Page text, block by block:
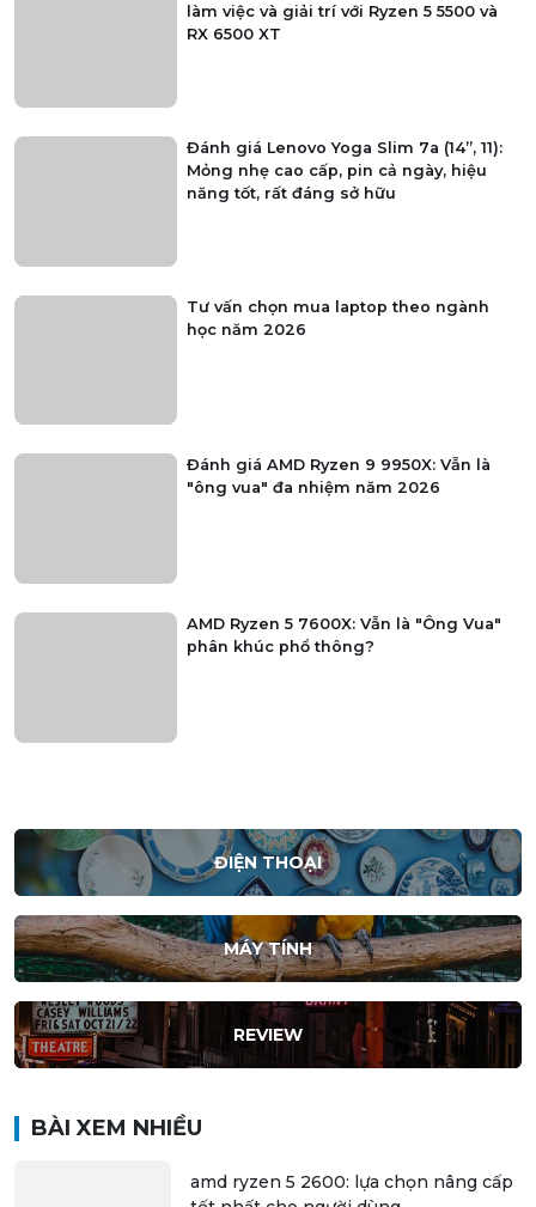
làm việc và giải trí với Ryzen 5 5500 và
RX 6500 XT
Đánh giá Lenovo Yoga Slim 7a (14”, 11):
Mỏng nhẹ cao cấp, pin cả ngày, hiệu
năng tốt, rất đáng sở hữu
Tư vấn chọn mua laptop theo ngành
học năm 2026
Đánh giá AMD Ryzen 9 9950X: Vẫn là
"ông vua" đa nhiệm năm 2026
AMD Ryzen 5 7600X: Vẫn là "Ông Vua"
phân khúc phổ thông?
ĐIỆN THOẠI
MÁY TÍNH
REVIEW
BÀI XEM NHIỀU
amd ryzen 5 2600: lựa chọn nâng cấp